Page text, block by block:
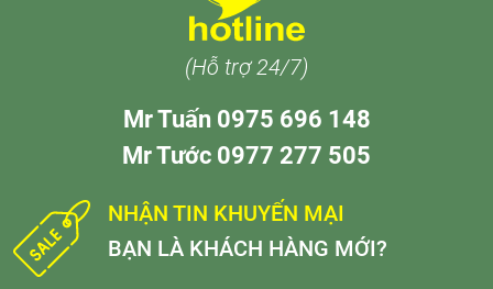
(Hỗ trợ 24/7)
Mr Tuấn 0975 696 148
Mr Tước 0977 277 505
NHẬN TIN KHUYẾN MẠI
BẠN LÀ KHÁCH HÀNG MỚI?